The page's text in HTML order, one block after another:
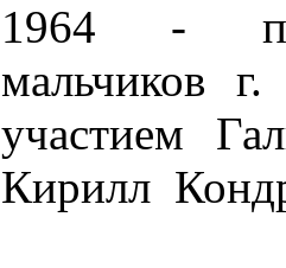
1964 -
мальчиков
участием
Кирилл